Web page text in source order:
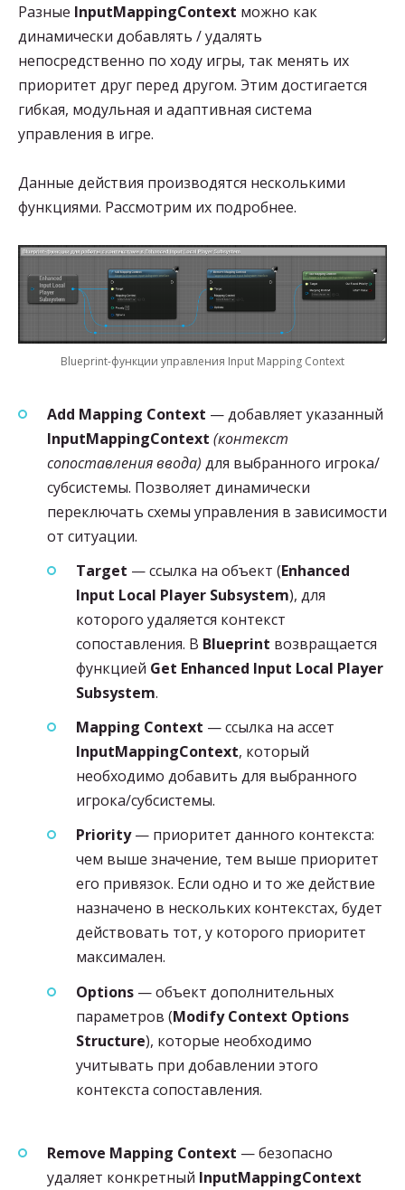
Разные InputMappingContext можно как
динамически добавлять / удалять
непосредственно по ходу игры, так менять их
приоритет друг перед другом. Этим достигается
гибкая, модульная и адаптивная система
управления в игре.
Данные действия производятся несколькими
функциями. Рассмотрим их подробнее.
Blueprint-функции управления Input Mapping Context
Add Mapping Context — добавляет указанный
InputMappingContext (контекст
сопоставления ввода) для выбранного игрока/
субсистемы. Позволяет динамически
переключать схемы управления в зависимости
от ситуации.
Target — ссылка на объект (Enhanced
Input Local Player Subsystem), для
которого удаляется контекст
сопоставления. В Blueprint возвращается
функцией Get Enhanced Input Local Player
Subsystem.
Mapping Context — ссылка на ассет
InputMappingContext, который
необходимо добавить для выбранного
игрока/субсистемы.
Priority— приоритет данного контекста:
чем выше значение, тем выше приоритет
его привязок. Если одно и то же действие
назначено в нескольких контекстах, будет
действовать тот, у которого приоритет
максимален.
Options — объект дополнительных
параметров (Modify Context Options
Structure), которые необходимо
учитывать при добавлении этого
контекста сопоставления.
Remove Mapping Context — безопасно
удаляет конкретный InputMappingContext